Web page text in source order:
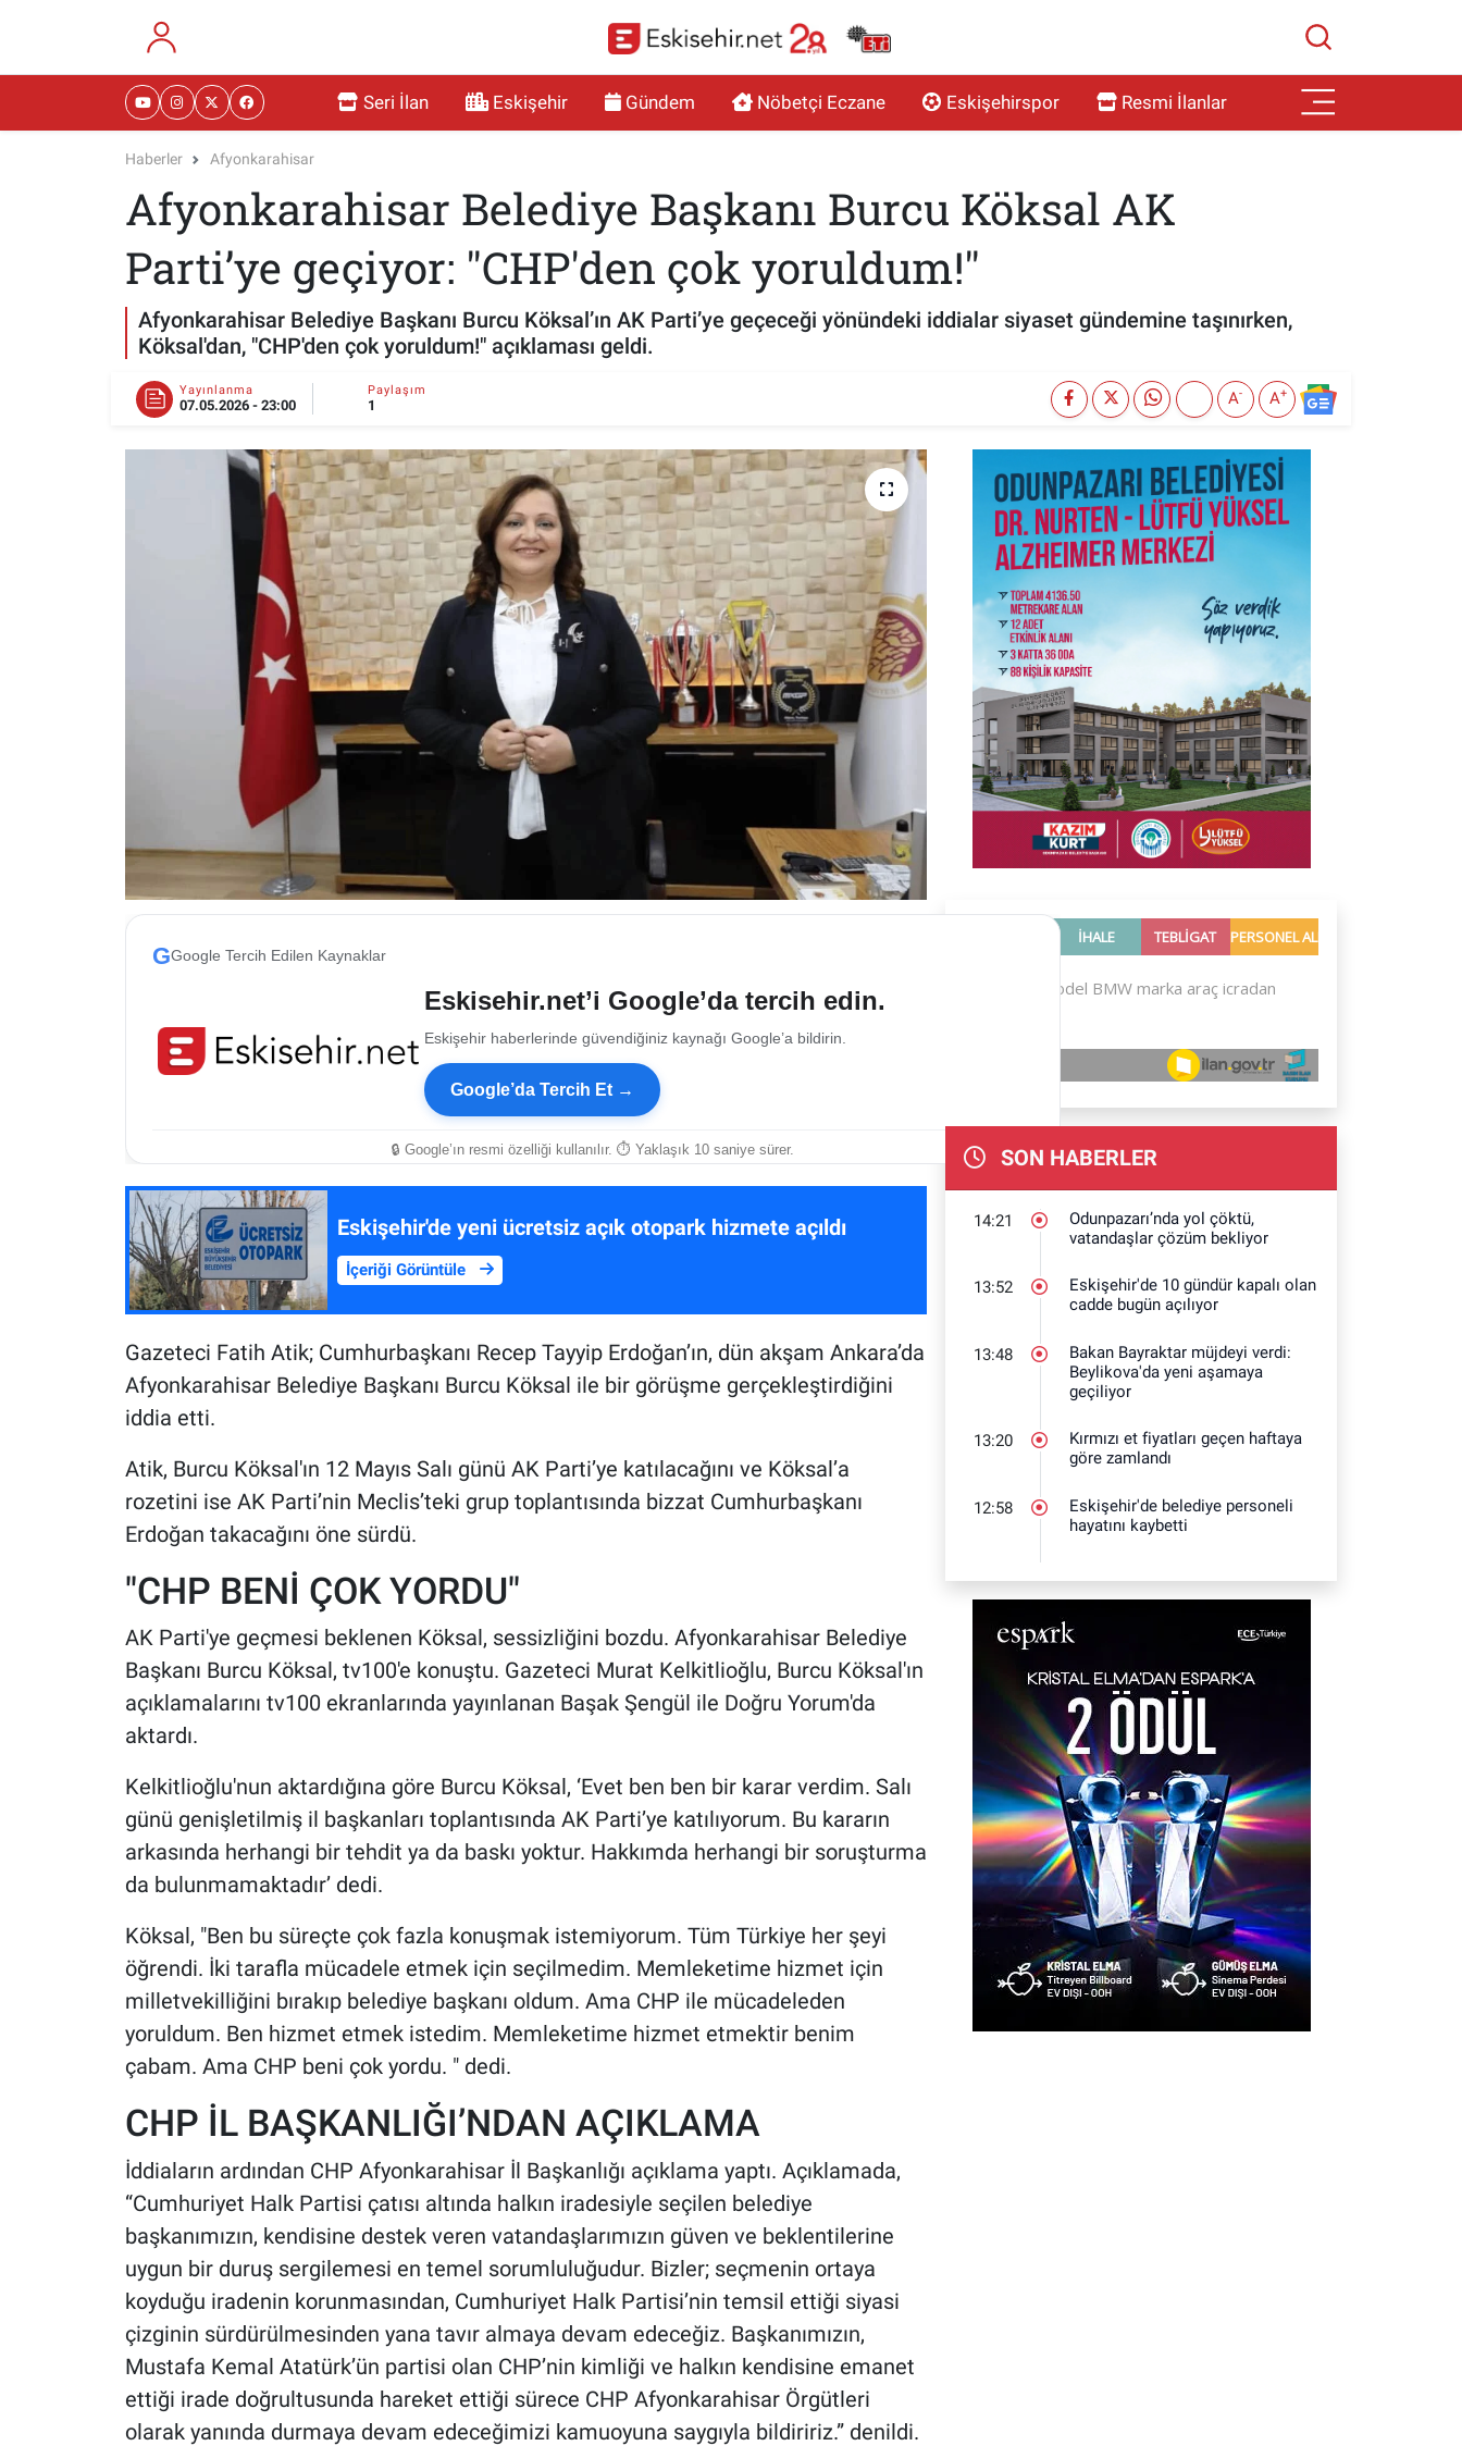
Seri İlan Eskişehir Gündem Nöbetçi Eczane Eskişehirspor Resmi İlanlar
Haberler Afyonkarahisar
Afyonkarahisar Belediye Başkanı Burcu Köksal AK
Parti’ye geçiyor: "CHP'den çok yoruldum!"
Afyonkarahisar Belediye Başkanı Burcu Köksal’ın AK Parti’ye geçeceği yönündeki iddialar siyaset gündemine taşınırken,
Köksal'dan, "CHP'den çok yoruldum!" açıklaması geldi.
Yayınlanma
07.05.2026 - 23:00
Paylaşım
1 A- A+
GGoogle Tercih Edilen Kaynaklar
Eskisehir.net’i Google’da tercih edin.
Eskişehir haberlerinde güvendiğiniz kaynağı Google’a bildirin.
Google’da Tercih Et →
🔒 Google’ın resmi özelliği kullanılır. ⏱ Yaklaşık 10 saniye sürer.
Eskişehir'de yeni ücretsiz açık otopark hizmete açıldı
İçeriği Görüntüle
Gazeteci Fatih Atik; Cumhurbaşkanı Recep Tayyip Erdoğan’ın, dün akşam Ankara’da
Afyonkarahisar Belediye Başkanı Burcu Köksal ile bir görüşme gerçekleştirdiğini
iddia etti.
Atik, Burcu Köksal'ın 12 Mayıs Salı günü AK Parti’ye katılacağını ve Köksal’a
rozetini ise AK Parti’nin Meclis’teki grup toplantısında bizzat Cumhurbaşkanı
Erdoğan takacağını öne sürdü.
"CHP BENİ ÇOK YORDU"
AK Parti'ye geçmesi beklenen Köksal, sessizliğini bozdu. Afyonkarahisar Belediye
Başkanı Burcu Köksal, tv100'e konuştu. Gazeteci Murat Kelkitlioğlu, Burcu Köksal'ın
açıklamalarını tv100 ekranlarında yayınlanan Başak Şengül ile Doğru Yorum'da
aktardı.
Kelkitlioğlu'nun aktardığına göre Burcu Köksal, ‘Evet ben ben bir karar verdim. Salı
günü genişletilmiş il başkanları toplantısında AK Parti’ye katılıyorum. Bu kararın
arkasında herhangi bir tehdit ya da baskı yoktur. Hakkımda herhangi bir soruşturma
da bulunmamaktadır’ dedi.
Köksal, "Ben bu süreçte çok fazla konuşmak istemiyorum. Tüm Türkiye her şeyi
öğrendi. İki tarafla mücadele etmek için seçilmedim. Memleketime hizmet için
milletvekilliğini bırakıp belediye başkanı oldum. Ama CHP ile mücadeleden
yoruldum. Ben hizmet etmek istedim. Memleketime hizmet etmektir benim
çabam. Ama CHP beni çok yordu. " dedi.
CHP İL BAŞKANLIĞI’NDAN AÇIKLAMA
İddiaların ardından CHP Afyonkarahisar İl Başkanlığı açıklama yaptı. Açıklamada,
“Cumhuriyet Halk Partisi çatısı altında halkın iradesiyle seçilen belediye
başkanımızın, kendisine destek veren vatandaşlarımızın güven ve beklentilerine
uygun bir duruş sergilemesi en temel sorumluluğudur. Bizler; seçmenin ortaya
koyduğu iradenin korunmasından, Cumhuriyet Halk Partisi’nin temsil ettiği siyasi
çizginin sürdürülmesinden yana tavır almaya devam edeceğiz. Başkanımızın,
Mustafa Kemal Atatürk’ün partisi olan CHP’nin kimliği ve halkın kendisine emanet
ettiği irade doğrultusunda hareket ettiği sürece CHP Afyonkarahisar Örgütleri
olarak yanında durmaya devam edeceğimizi kamuoyuna saygıyla bildiririz.” denildi.
SON HABERLER
14:21
Odunpazarı’nda yol çöktü,
vatandaşlar çözüm bekliyor
13:52
Eskişehir'de 10 gündür kapalı olan
cadde bugün açılıyor
13:48
Bakan Bayraktar müjdeyi verdi:
Beylikova'da yeni aşamaya
geçiliyor
13:20
Kırmızı et fiyatları geçen haftaya
göre zamlandı
12:58
Eskişehir'de belediye personeli
hayatını kaybetti
RESMİ İLANLAR
MAGAZİN
TEKNOLOJİ
ESKİŞEHİR NÖBETÇİ ECZANELER
Eskişehir Haber İçerikleri
Eskişehir Hava Durumu
Eskişehir Tramvay Saatleri
Eskişehir Otobüs Saatleri
Eskişehir Nöbetçi Eczaneler
Eskişehir Namaz Vakitleri
Eskişehir Trafik Yoğunluk Haritası
Süper Lig Puan Durumu ve Fikstür
Tüm Manşetler
Son Dakika Haberleri